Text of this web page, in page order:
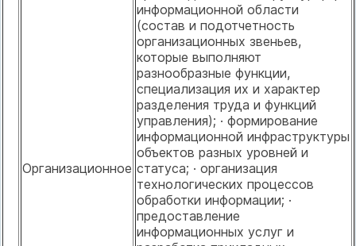
Организационное
информационной области
(состав и подотчетность
организационных звеньев,
которые выполняют
разнообразные функции,
специализация их и характер
разделения труда и функций
управления); · формирование
информационной инфраструктуры
объектов разных уровней и
статуса; · организация
технологических процессов
обработки информации; ·
предоставление
информационных услуг и